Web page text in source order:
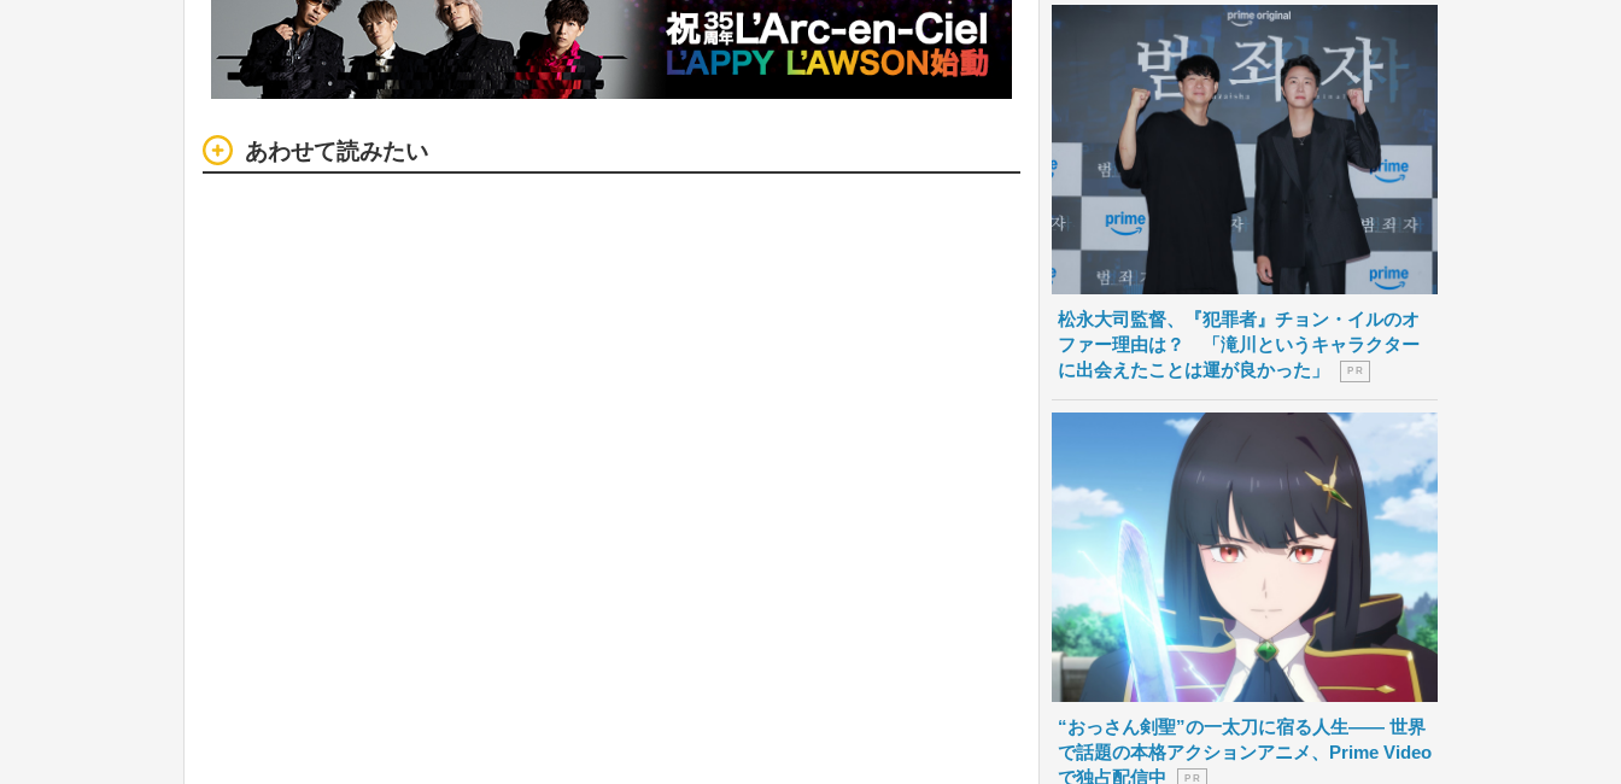
あわせて読みたい
松永大司監督、『犯罪者』チョン・イルのオ
ファー理由は？ 「滝川というキャラクター
に出会えたことは運が良かった」
P R
“おっさん剣聖”の一太刀に宿る人生―― 世界
で話題の本格アクションアニメ、Prime Video
で独占配信中
P R